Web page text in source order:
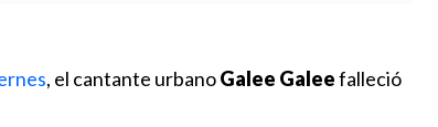
, el cantante urbanoGalee Galeefalleció